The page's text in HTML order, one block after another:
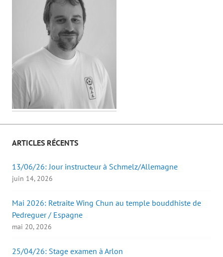
ARTICLES RÉCENTS
13/06/26: Jour instructeur à Schmelz/Allemagne
juin 14, 2026
Mai 2026: Retraite Wing Chun au temple bouddhiste de
Pedreguer / Espagne
mai 20, 2026
25/04/26: Stage examen à Arlon